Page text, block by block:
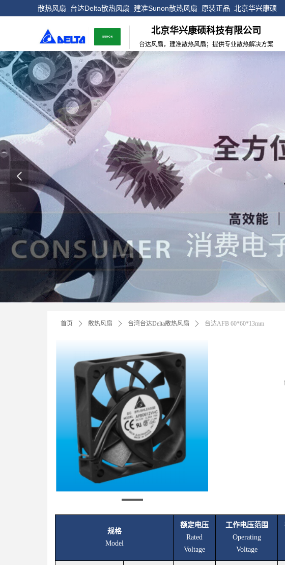
北京华兴康硕科技有限公司
台达风扇，建准散热风扇；提供专业散热解决方案
散热风扇_台达Delta散热风扇_建准Sunon散热风扇_原装正品_北京华兴康硕
넳
首页 ꄲ 散热风扇 ꄲ 台湾台达Delta散热风扇 ꄲ 台达AFB 60*60*13mm
规格
Model
额定电压
Rated
Voltage
工作电压范围
Operating
Voltage